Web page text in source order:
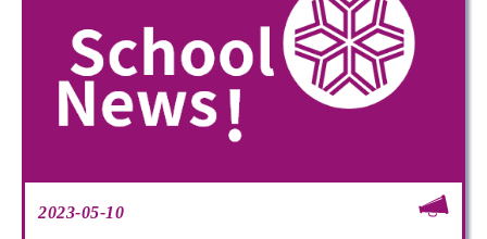
2023-05-10